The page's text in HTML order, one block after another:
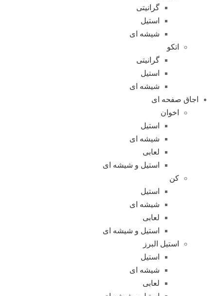
گرانیتی
استیل
شیشه ای
اتکو
گرانیتی
استیل
شیشه ای
اجاق صفحه ای
اخوان
استیل
شیشه ای
لعابی
استیل و شیشه ای
کن
استیل
شیشه ای
لعابی
استیل و شیشه ای
استیل البرز
استیل
شیشه ای
لعابی